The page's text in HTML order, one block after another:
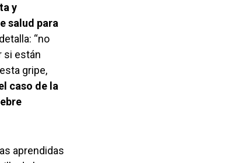
y
salud para
“no
si están
gripe,
caso de la
aprendidas